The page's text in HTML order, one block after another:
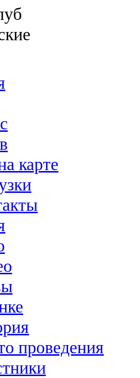
карте
проведения